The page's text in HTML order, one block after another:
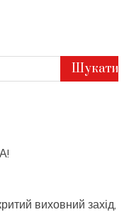
виховний захід,